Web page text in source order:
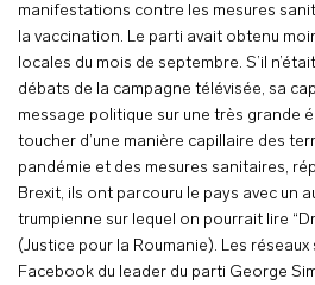
manifestations contre les mesures
la vaccination. Le parti avait obtenu
locales du mois de septembre. S’il
débats de la campagne télévisée, sa
message politique sur une très grande
toucher d’une manière capillaire des
pandémie et des mesures sanitaires,
Brexit, ils ont parcouru le pays avec un
trumpienne sur lequel on pourrait lire
(Justice pour la Roumanie). Les
Facebook du leader du parti George